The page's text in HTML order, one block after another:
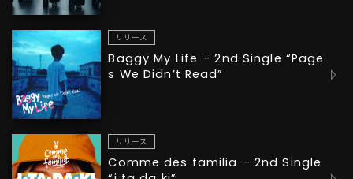
リリース
Baggy My Life – 2nd Single “Page
s We Didn’t Read”
リリース
Comme des familia – 2nd Single